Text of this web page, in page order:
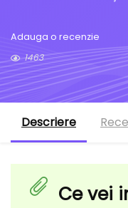
Adauga o recenzie
1463
Descriere
Ce vei